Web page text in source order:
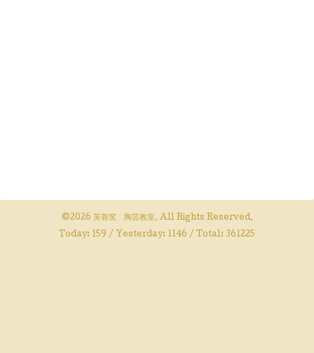
©2026 芙蓉窯 陶芸教室. All Rights Reserved.
Today: 159 / Yesterday: 1146 / Total: 361225